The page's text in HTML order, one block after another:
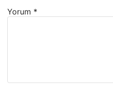
Yorum *